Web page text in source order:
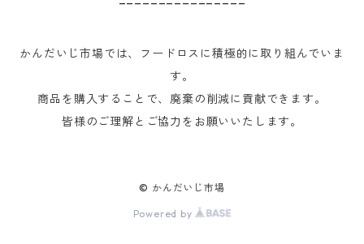
かんだいじ市場では、フードロスに積極的に取り組んでいま
す。
商品を購入することで、廃棄の削減に貢献できます。
皆様のご理解とご協力をお願いいたします。
© かんだいじ市場
Powered by